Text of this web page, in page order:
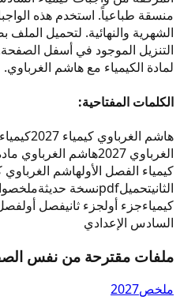
منسقة طباعياً. استخدم هذه
التنزيل الموجود في أسفل
لمادة الكيمياء مع هاشم الغرباوي.
الكلمات المفتاحية:
هاشم الغرباوي كيمياء 2027
الغرباوي 2027
هاشم الغرباوي مادة
كيمياء الفصل الأولهاشم الغرباوي
الثانيتحميلpdfنسخة حديثةملخص
كيمياءجزء أولجزء ثانيفصل أول
السادس الإعدادي
ملفات مقترحة من نفس
ملخص2027